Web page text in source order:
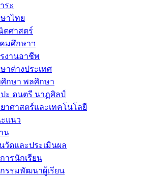
ระ
าไทย
ศาสตร์
มศึกษาฯ
งานอาชีพ
าต่างประเทศ
กษา พลศึกษา
ะ ดนตรี นาฏศิลป์
าศาสตร์และเทคโนโลยี
แนว
น
วัดและประเมินผล
ารนักเรียน
รรมพัฒนาผู้เรียน